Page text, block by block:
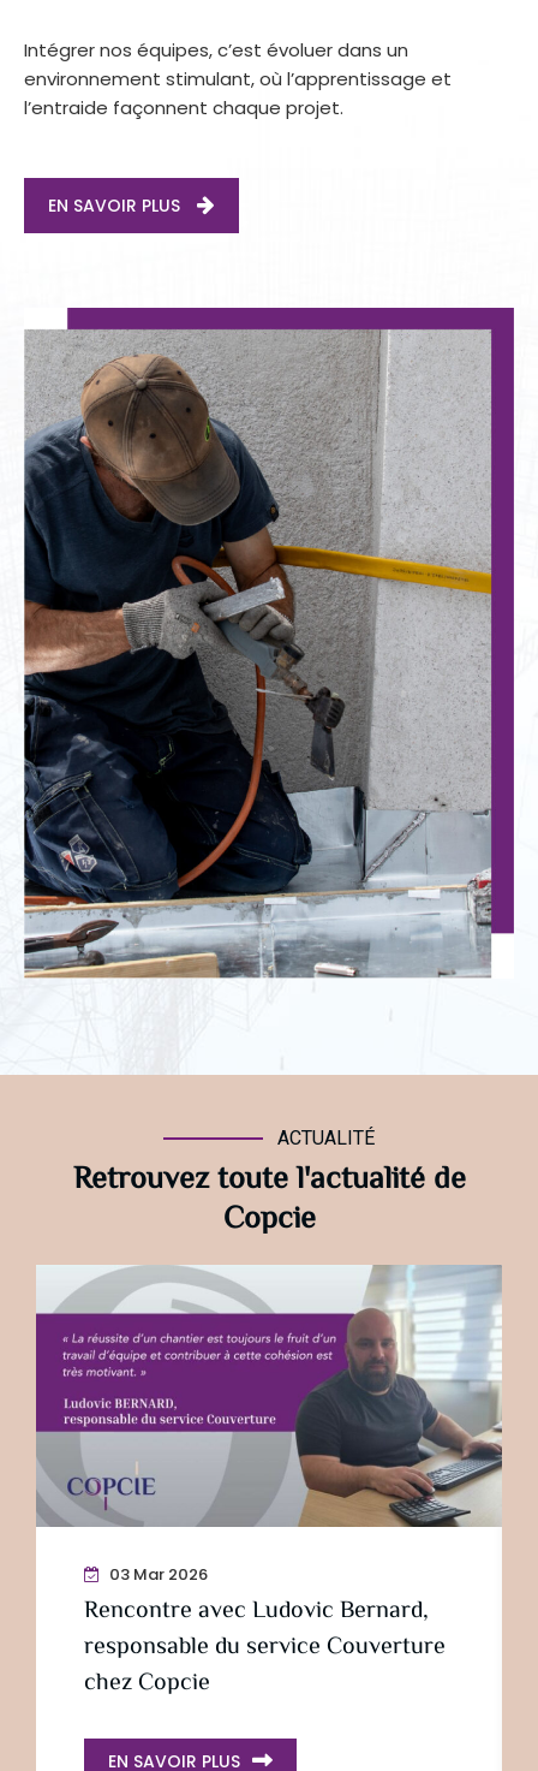
Intégrer nos équipes, c’est évoluer dans un
environnement stimulant, où l’apprentissage et
l’entraide façonnent chaque projet.
EN SAVOIR PLUS
ACTUALITÉ
Retrouvez toute l'actualité de
Copcie
03 Mar 2026
Rencontre avec Ludovic Bernard,
responsable du service Couverture
chez Copcie
EN SAVOIR PLUS